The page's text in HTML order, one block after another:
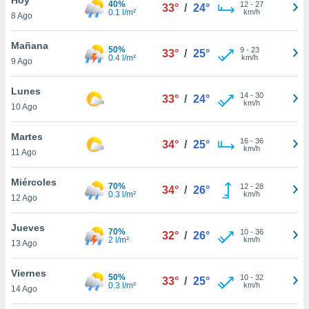
en
más
nuestra
de
cookies
aceptar
8 Ago
40%
0.1 l/m²
33° / 24° 12- 27
km/h
Mañana
9 Ago
50%
0.4 l/m²
33° / 25° 9- 23
km/h
Lunes
10 Ago
33° / 24° 14- 30
km/h
Martes
11 Ago
34° / 25° 16- 36
km/h
Miércoles
12 Ago
70%
0.3 l/m²
34° / 26° 12- 28
km/h
Jueves
13 Ago
70%
2 l/m²
32° / 26° 10- 36
km/h
Viernes
14 Ago
50%
0.3 l/m²
33° / 25° 10- 32
km/h